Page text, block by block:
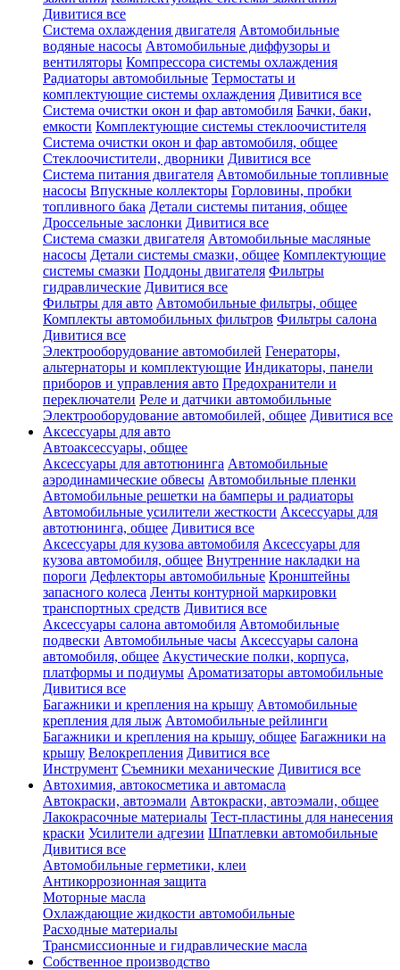
Дивитися все
Система охлаждения двигателя Автомобильные
водяные насосы Автомобильные диффузоры и
вентиляторы Компрессора системы охлаждения
Радиаторы автомобильные Термостаты и
комплектующие системы охлаждения Дивитися все
Система очистки окон и фар автомобиля Бачки, баки,
емкости Комплектующие системы стеклоочистителя
Система очистки окон и фар автомобиля, общее
Стеклоочистители, дворники Дивитися все
Система питания двигателя Автомобильные топливные
насосы Впускные коллекторы Горловины, пробки
топливного бака Детали системы питания, общее
Дроссельные заслонки Дивитися все
Система смазки двигателя Автомобильные масляные
насосы Детали системы смазки, общее Комплектующие
системы смазки Поддоны двигателя Фильтры
гидравлические Дивитися все
Фильтры для авто Автомобильные фильтры, общее
Комплекты автомобильных фильтров Фильтры салона
Дивитися все
Электрооборудование автомобилей Генераторы,
альтернаторы и комплектующие Индикаторы, панели
приборов и управления авто Предохранители и
переключатели Реле и датчики автомобильные
Электрооборудование автомобилей, общее Дивитися все
Аксессуары для авто
Автоаксессуары, общее
Аксессуары для автотюнинга Автомобильные
аэродинамические обвесы Автомобильные пленки
Автомобильные решетки на бамперы и радиаторы
Автомобильные усилители жесткости Аксессуары для
автотюнинга, общее Дивитися все
Аксессуары для кузова автомобиля Аксессуары для
кузова автомобиля, общее Внутренние накладки на
пороги Дефлекторы автомобильные Кронштейны
запасного колеса Ленты контурной маркировки
транспортных средств Дивитися все
Аксессуары салона автомобиля Автомобильные
подвески Автомобильные часы Аксессуары салона
автомобиля, общее Акустические полки, корпуса,
платформы и подиумы Ароматизаторы автомобильные
Дивитися все
Багажники и крепления на крышу Автомобильные
крепления для лыж Автомобильные рейлинги
Багажники и крепления на крышу, общее Багажники на
крышу Велокрепления Дивитися все
Инструмент Съемники механические Дивитися все
Автохимия, автокосметика и автомасла
Автокраски, автоэмали Автокраски, автоэмали, общее
Лакокрасочные материалы Тест-пластины для нанесения
краски Усилители адгезии Шпатлевки автомобильные
Дивитися все
Автомобильные герметики, клеи
Антикоррозионная защита
Моторные масла
Охлаждающие жидкости автомобильные
Расходные материалы
Трансмиссионные и гидравлические масла
Собственное производство